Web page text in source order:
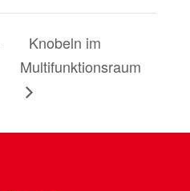
Knobeln im
Multifunktionsraum